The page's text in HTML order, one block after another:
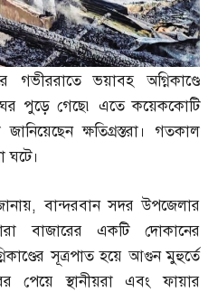
গভীররাতে ভয়াবহ অগ্নিকাণ্ডে
পুড়ে গেছে৷ এতে কয়েককোটি
ক্ষতিগ্রস্তরা। গতকাল
ঘটে।
,বান্দরবান সদর উপজেলার
বাজারের একটি দোকানের
সূত্রপাত হয়ে আগুন মুহুর্তে
পেয়ে স্থানীয়রা এবং ফায়ার